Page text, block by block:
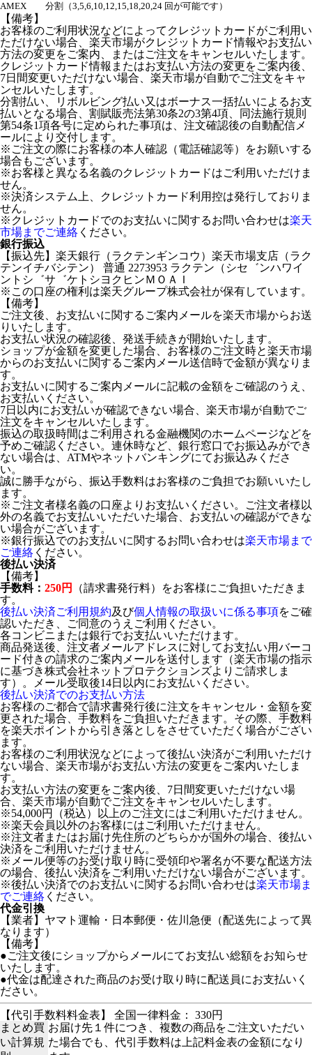
AMEX
分割（3,5,6,10,12,15,18,20,24 回が可能です）
【備考】
お客様のご利用状況などによってクレジットカードがご利用い
ただけない場合、楽天市場がクレジットカード情報やお支払い
方法の変更をご案内、またはご注文をキャンセルいたします。
クレジットカード情報またはお支払い方法の変更をご案内後、
7日間変更いただけない場合、楽天市場が自動でご注文をキャ
ンセルいたします。
分割払い、リボルビング払い又はボーナス一括払いによるお支
払いとなる場合、割賦販売法第30条2の3第4項、同法施行規則
第54条1項各号に定められた事項は、注文確認後の自動配信メ
ールにより交付します。
※ご注文の際にお客様の本人確認（電話確認等）をお願いする
場合もございます。
※お客様と異なる名義のクレジットカードはご利用いただけま
せん。
※決済システム上、クレジットカード利用控は発行しておりま
せん。
※クレジットカードでのお支払いに関するお問い合わせは楽天
市場までご連絡 ください。
銀行振込
【振込先】楽天銀行（ラクテンギンコウ）楽天市場支店（ラク
テンイチバシテン） 普通 2273953 ラクテン（シセ゛ンハワイ
ントシ゛サ゛ケトシヨクヒンＭＯＡＩ
※この口座の権利は楽天グループ株式会社が保有しています。
【備考】
ご注文後、お支払いに関するご案内メールを楽天市場からお送
りいたします。
お支払い状況の確認後、発送手続きが開始いたします。
ショップが金額を変更した場合、お客様のご注文時と楽天市場
からのお支払いに関するご案内メール送信時で金額が異なりま
す。
お支払いに関するご案内メールに記載の金額をご確認のうえ、
お支払いください。
7日以内にお支払いが確認できない場合、楽天市場が自動でご
注文をキャンセルいたします。
振込の取扱時間はご利用される金融機関のホームページなどを
予めご確認ください。連休時など、銀行窓口でお振込みができ
ない場合は、ATMやネットバンキングにてお振込みくださ
い。
誠に勝手ながら、振込手数料はお客様のご負担でお願いいたし
ます。
※ご注文者様名義の口座よりお支払いください。ご注文者様以
外の名義でお支払いいただいた場合、お支払いの確認ができな
い場合がございます。
※銀行振込でのお支払いに関するお問い合わせは楽天市場まで
ご連絡 ください。
後払い決済
【備考】
手数料： 250円
（請求書発行料）をお客様にご負担いただきま
す。
後払い決済ご利用規約及び個人情報の取扱いに係る事項をご確
認いただき、ご同意のうえご利用ください。
各コンビニまたは銀行でお支払いいただけます。
商品発送後、注文者メールアドレスに対してお支払い用バーコ
ード付きの請求のご案内メールを送付します（楽天市場の指示
に基づき株式会社ネットプロテクションズよりご請求しま
す）。メール受取後14日以内にお支払いください。
後払い決済でのお支払い方法
お客様のご都合で請求書発行後に注文をキャンセル・金額を変
更された場合、手数料をご負担いただきます。その際、手数料
を楽天ポイントから引き落としをさせていただく場合がござい
ます。
お客様のご利用状況などによって後払い決済がご利用いただけ
ない場合、楽天市場がお支払い方法の変更をご案内いたしま
す。
お支払い方法の変更をご案内後、7日間変更いただけない場
合、楽天市場が自動でご注文をキャンセルいたします。
※54,000円（税込）以上のご注文にはご利用いただけません。
※楽天会員以外のお客様にはご利用いただけません。
※注文者またはお届け先住所のどちらかが国外の場合、後払い
決済をご利用いただけません。
※メール便等のお受け取り時に受領印や署名が不要な配送方法
の場合、後払い決済をご利用いただけない場合がございます。
※後払い決済でのお支払いに関するお問い合わせは楽天市場ま
でご連絡 ください。
代金引換
【業者】ヤマト運輸・日本郵便・佐川急便（配送先によって異
なります）
【備考】
●ご注文後にショップからメールにてお支払い総額をお知らせ
いたします。
●代金は配達された商品のお受け取り時に配送員にお支払いく
ださい。
【代引手数料料金表】 全国一律料金： 330円
まとめ買
い計算規
お届け先１件につき、複数の商品をご注文いただい
た場合でも、代引手数料は上記料金表の金額になり